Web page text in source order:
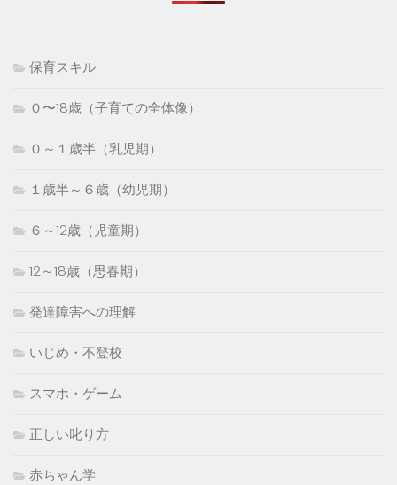
保育スキル
０〜18歳（子育ての全体像）
０～１歳半（乳児期）
１歳半～６歳（幼児期）
６～12歳（児童期）
12～18歳（思春期）
発達障害への理解
いじめ・不登校
スマホ・ゲーム
正しい叱り方
赤ちゃん学